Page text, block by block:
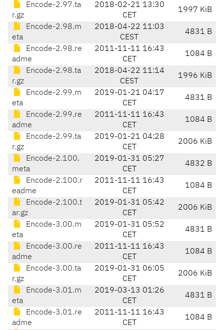
Encode-2.97.ta
r.gz
2018-02-21 13:30
CET
1997 KiB
Encode-2.98.m
eta
2018-04-22 11:03
CEST
4831 B
Encode-2.98.re
adme
2011-11-11 16:43
CET
1084 B
Encode-2.98.ta
r.gz
2018-04-22 11:14
CEST
1996 KiB
Encode-2.99.m
eta
2019-01-21 04:17
CET
4831 B
Encode-2.99.re
adme
2011-11-11 16:43
CET
1084 B
Encode-2.99.ta
r.gz
2019-01-21 04:28
CET
2006 KiB
Encode-2.100.
meta
2019-01-31 05:27
CET
4832 B
Encode-2.100.r
eadme
2011-11-11 16:43
CET
1084 B
Encode-2.100.t
ar.gz
2019-01-31 05:42
CET
2006 KiB
Encode-3.00.m
eta
2019-01-31 05:52
CET
4831 B
Encode-3.00.re
adme
2011-11-11 16:43
CET
1084 B
Encode-3.00.ta
r.gz
2019-01-31 06:05
CET
2006 KiB
Encode-3.01.m
eta
2019-03-13 01:26
CET
4831 B
Encode-3.01.re
adme
2011-11-11 16:43
CET
1084 B